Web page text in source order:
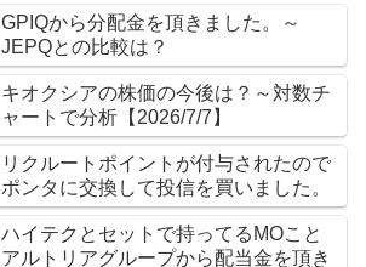
GPIQから分配金を頂きました。～
JEPQとの比較は？
キオクシアの株価の今後は？～対数チ
ャートで分析【2026/7/7】
リクルートポイントが付与されたので
ポンタに交換して投信を買いました。
ハイテクとセットで持ってるMOこと
アルトリアグループから配当金を頂き